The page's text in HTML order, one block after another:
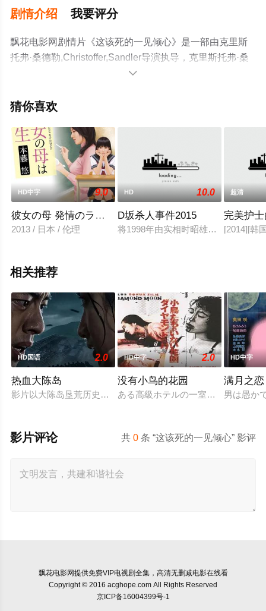
剧情介绍 我要评分
飘花电影网剧情片《这该死的一见倾心》是一部由克里斯
托弗·桑德勒,Christoffer,Sandler导演执导，克里斯托弗·桑
德勒等演员精彩演绎的瑞典电影，手机免费观看高清未删
豆瓣电影、电视猫或剧情网等平台了解。

猜你喜欢
HD中字 9.0
彼女の母 発情のララバイ
2013 / 日本 / 伦理
HD 10.0
D坂杀人事件2015
将1998年由实相时昭雄监督翻拍成
超清
完美护
[2014][韩
相关推荐
HD国语 2.0
热血大陈岛
影片以大陈岛垦荒历史为创作底色，在尊重历史真实性的前提
HD中字 2.0
没有小鸟的花园
ある高級ホテルの一室に3組のカッ
HD中字
满月之恋
男は愚か
共0 条 “这该死的一见倾心” 影评
影片评论
飘花电影网提供免费VIP电视剧全集，高清无删减电影在线看
Copyright © 2016 acghope.com All Rights Reserved
京ICP备16004399号-1